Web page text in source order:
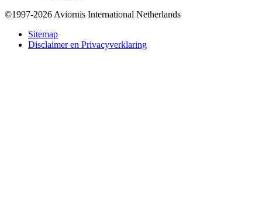
Bottom
©1997-2026 Aviornis International Netherlands
Sitemap
Disclaimer en Privacyverklaring